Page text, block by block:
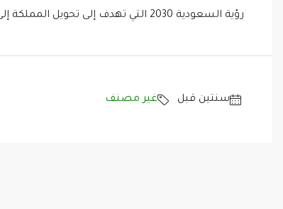
رؤية السعودية 2030 التي تهدف إلى تحويل المملكة إلى وجهة سياحية عالمية. أصبحت الفرص في هذا القطاع أكثر جذبًا...
‏سنتين قبل غير مصنف